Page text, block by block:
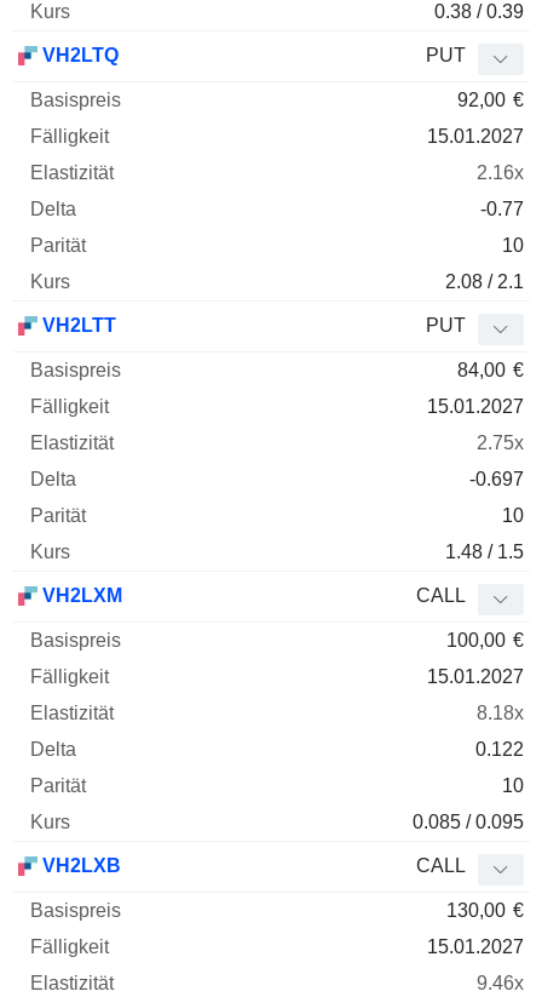
0.38 / 0.39
VH2LTQ PUT
92,00 €
15.01.2027
2.16x
-0.77
10
2.08 / 2.1
VH2LTT PUT
84,00 €
15.01.2027
2.75x
-0.697
10
1.48 / 1.5
VH2LXM CALL
100,00 €
15.01.2027
8.18x
0.122
10
0.085 / 0.095
VH2LXB CALL
130,00 €
15.01.2027
9.46x